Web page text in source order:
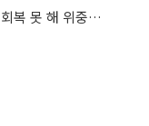
조정식 특보 “이해찬 전 총리, 아직 의식회복 못 해 위중한 상황”